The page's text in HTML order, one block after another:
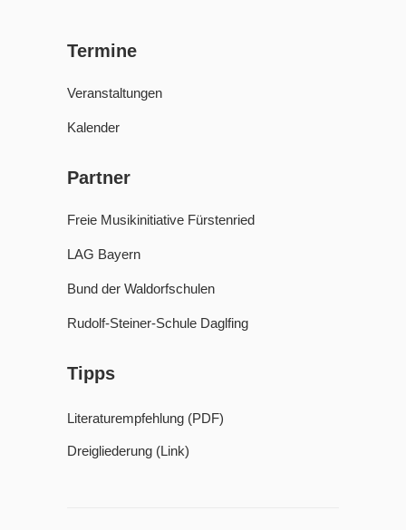
Termine
Veranstaltungen
Kalender
Partner
Freie Musikinitiative Fürstenried
LAG Bayern
Bund der Waldorfschulen
Rudolf-Steiner-Schule Daglfing
Tipps
Literaturempfehlung (PDF)
Dreigliederung (Link)